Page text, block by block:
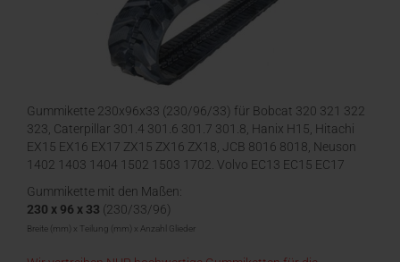
Gummikette 230x96x33 (230/96/33) für Bobcat 320 321 322
323, Caterpillar 301.4 301.6 301.7 301.8, Hanix H15, Hitachi
EX15 EX16 EX17 ZX15 ZX16 ZX18, JCB 8016 8018, Neuson
1402 1403 1404 1502 1503 1702, Volvo EC13 EC15 EC17
Gummikette mit den Maßen:
230 x 96 x 33 (230/33/96)
Breite (mm) x Teilung (mm) x Anzahl Glieder